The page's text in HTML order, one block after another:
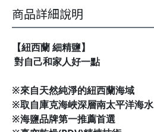
商品詳細說明
【紐西蘭 細精鹽】
對自己和家人好一點
※來自天然純淨的紐西蘭海域
※取自庫克海峽深層南太平洋海水
※海鹽品牌第一推薦首選